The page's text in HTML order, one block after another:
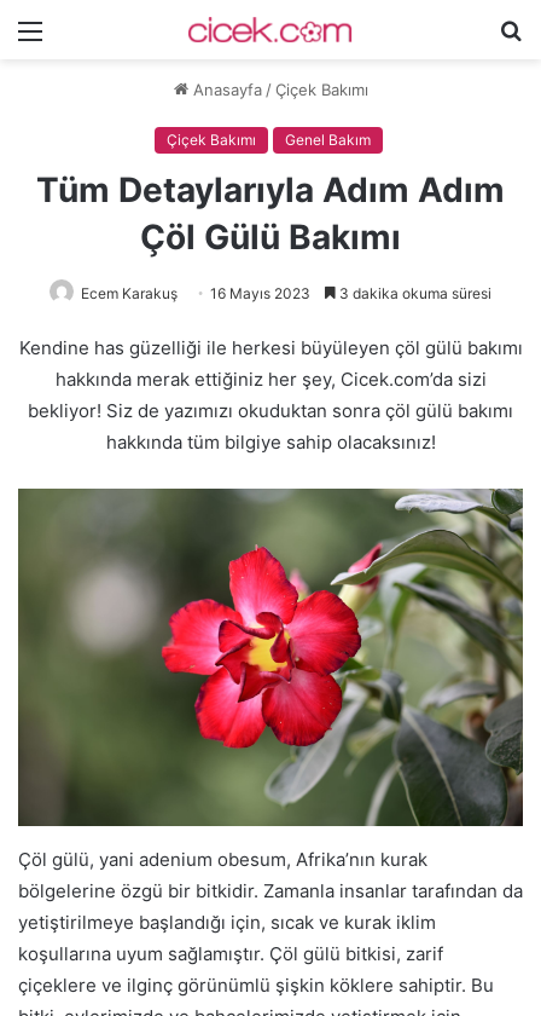
Menü
Anasayfa / Çiçek Bakımı
Çiçek Bakımı Genel Bakım
Tüm Detaylarıyla Adım Adım
Çöl Gülü Bakımı
Ecem Karakuş 16 Mayıs 2023 3 dakika okuma süresi
Kendine has güzelliği ile herkesi büyüleyen çöl gülü bakımı
hakkında merak ettiğiniz her şey, Cicek.com’da sizi
bekliyor! Siz de yazımızı okuduktan sonra çöl gülü bakımı
hakkında tüm bilgiye sahip olacaksınız!
Çöl gülü, yani adenium obesum, Afrika’nın kurak
bölgelerine özgü bir bitkidir. Zamanla insanlar tarafından da
yetiştirilmeye başlandığı için, sıcak ve kurak iklim
koşullarına uyum sağlamıştır. Çöl gülü bitkisi, zarif
çiçeklere ve ilginç görünümlü şişkin köklere sahiptir. Bu